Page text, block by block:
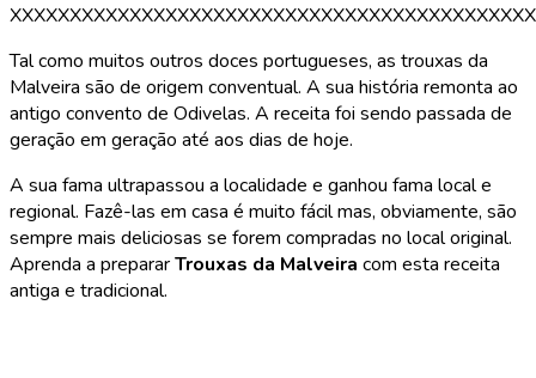
Tal como muitos outros doces portugueses, as trouxas da
Malveira são de origem conventual. A sua história remonta ao
antigo convento de Odivelas. A receita foi sendo passada de
geração em geração até aos dias de hoje.
A sua fama ultrapassou a localidade e ganhou fama local e
regional. Fazê-las em casa é muito fácil mas, obviamente, são
sempre mais deliciosas se forem compradas no local original.
Aprenda a prepararTrouxas da Malveira com esta receita
antiga e tradicional.